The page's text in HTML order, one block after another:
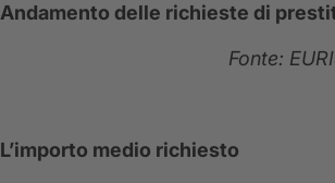
Andamento delle richieste di
Fonte:
L’importo medio richiesto